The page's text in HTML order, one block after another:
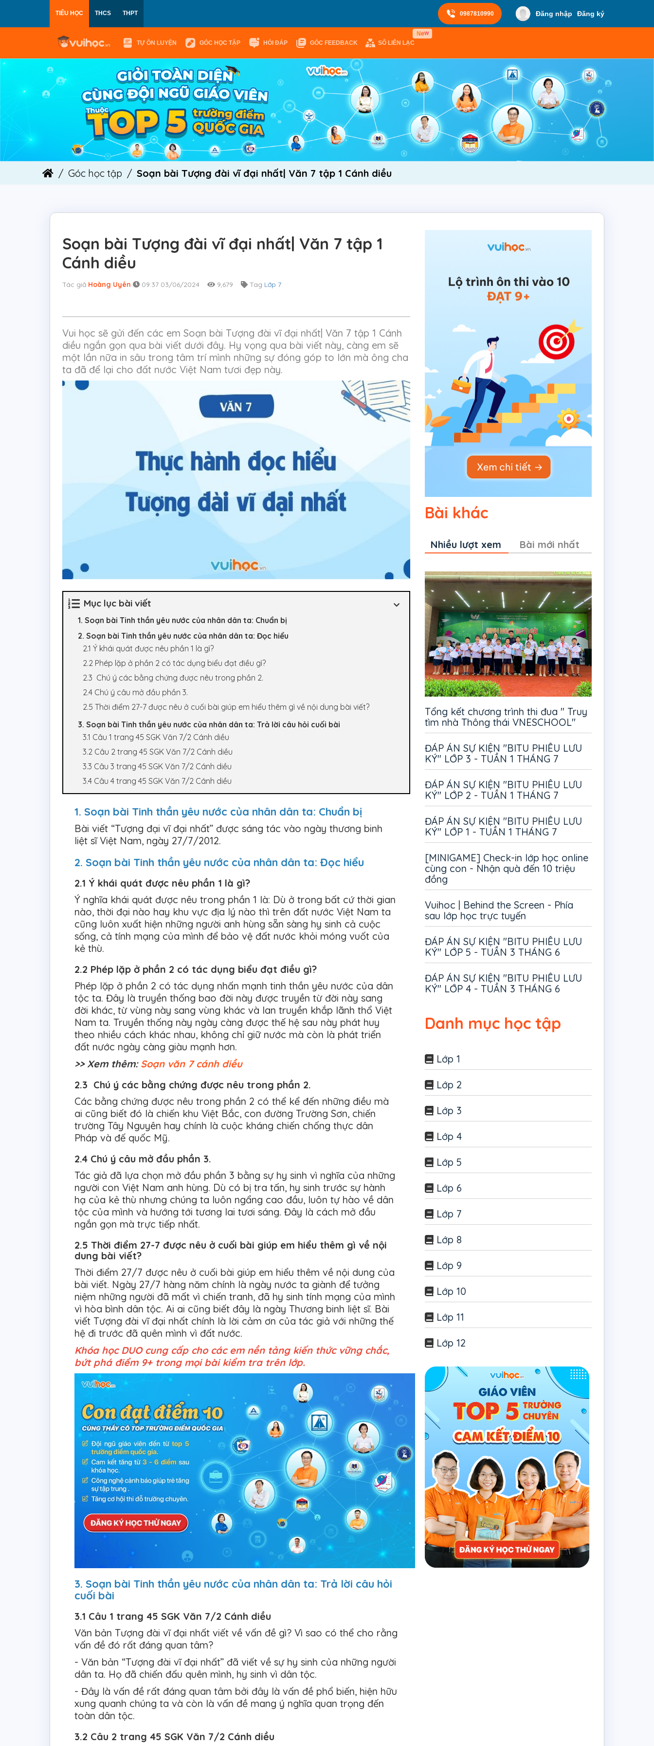
TIỂU HỌC THCS THPT 0987810990 Đăng nhập Đăng ký
TỰ ÔN LUYỆN GÓC HỌC TẬP HỎI ĐÁP GÓC FEEDBACK SỔ LIÊN LẠC
New
Góc học tập Soạn bài Tượng đài vĩ đại nhất| Văn 7 tập 1 Cánh diều
Soạn bài Tượng đài vĩ đại nhất| Văn 7 tập 1
Cánh diều
Tác giả Hoàng Uyên 09:37 03/06/2024 9,679 Tag Lớp 7
Vui học sẽ gửi đến các em Soạn bài Tượng đài vĩ đại nhất| Văn 7 tập 1 Cánh
diều ngắn gọn qua bài viết dưới đây. Hy vọng qua bài viết này, càng em sẽ
một lần nữa in sâu trong tâm trí mình những sự đóng góp to lớn mà ông cha
ta đã để lại cho đất nước Việt Nam tươi đẹp này.
Mục lục bài viết
1. Soạn bài Tinh thần yêu nước của nhân dân ta: Chuẩn bị
2. Soạn bài Tinh thần yêu nước của nhân dân ta: Đọc hiểu
2.1 Ý khái quát được nêu phần 1 là gì?
2.2 Phép lặp ở phần 2 có tác dụng biểu đạt điều gì?
2.3 Chú ý các bằng chứng được nêu trong phần 2.
2.4 Chú ý câu mở đầu phần 3.
2.5 Thời điểm 27-7 được nêu ở cuối bài giúp em hiểu thêm gì về nội dung bài viết?
3. Soạn bài Tinh thần yêu nước của nhân dân ta: Trả lời câu hỏi cuối bài
3.1 Câu 1 trang 45 SGK Văn 7/2 Cánh diều
3.2 Câu 2 trang 45 SGK Văn 7/2 Cánh diều
3.3 Câu 3 trang 45 SGK Văn 7/2 Cánh diều
3.4 Câu 4 trang 45 SGK Văn 7/2 Cánh diều
1. Soạn bài Tinh thần yêu nước của nhân dân ta: Chuẩn bị
Bài viết “Tượng đại vĩ đại nhất” được sáng tác vào ngày thương binh
liệt sĩ Việt Nam, ngày 27/7/2012.
2. Soạn bài Tinh thần yêu nước của nhân dân ta: Đọc hiểu
2.1 Ý khái quát được nêu phần 1 là gì?
Ý nghĩa khái quát được nêu trong phần 1 là: Dù ở trong bất cứ thời gian
nào, thời đại nào hay khu vực địa lý nào thì trên đất nước Việt Nam ta
cũng luôn xuất hiện những người anh hùng sẵn sàng hy sinh cả cuộc
sống, cả tính mạng của mình để bảo vệ đất nước khỏi móng vuốt của
kẻ thù.
2.2 Phép lặp ở phần 2 có tác dụng biểu đạt điều gì?
Phép lặp ở phần 2 có tác dụng nhấn mạnh tinh thần yêu nước của dân
tộc ta. Đây là truyền thống bao đời này được truyền từ đời này sang
đời khác, từ vùng này sang vùng khác và lan truyền khắp lãnh thổ Việt
Nam ta. Truyền thống này ngày càng được thế hệ sau này phát huy
theo nhiều cách khác nhau, không chỉ giữ nước mà còn là phát triển
đất nước ngày càng giàu mạnh hơn.
>> Xem thêm: Soạn văn 7 cánh diều
2.3 Chú ý các bằng chứng được nêu trong phần 2.
Các bằng chứng được nêu trong phần 2 có thể kể đến những điều mà
ai cũng biết đó là chiến khu Việt Bắc, con đường Trường Sơn, chiến
trường Tây Nguyên hay chính là cuộc kháng chiến chống thực dân
Pháp và đế quốc Mỹ.
2.4 Chú ý câu mở đầu phần 3.
Tác giả đã lựa chọn mở đầu phần 3 bằng sự hy sinh vì nghĩa của những
người con Việt Nam anh hùng. Dù có bị tra tấn, hy sinh trước sự hành
hạ của kẻ thù nhưng chúng ta luôn ngẩng cao đầu, luôn tự hào về dân
tộc của mình và hướng tới tương lai tươi sáng. Đây là cách mở đầu
ngắn gọn mà trực tiếp nhất.
2.5 Thời điểm 27-7 được nêu ở cuối bài giúp em hiểu thêm gì về nội
dung bài viết?
Thời điểm 27/7 được nêu ở cuối bài giúp em hiểu thêm về nội dung của
bài viết. Ngày 27/7 hàng năm chính là ngày nước ta giành để tưởng
niệm những người đã mất vì chiến tranh, đã hy sinh tính mạng của mình
vì hòa bình dân tộc. Ai ai cũng biết đây là ngày Thương binh liệt sĩ. Bài
viết Tượng đài vĩ đại nhất chính là lời cảm ơn của tác giả với những thế
hệ đi trước đã quên mình vì đất nước.
Khóa học DUO cung cấp cho các em nền tảng kiến thức vững chắc,
bứt phá điểm 9+ trong mọi bài kiểm tra trên lớp.
3. Soạn bài Tinh thần yêu nước của nhân dân ta: Trả lời câu hỏi
cuối bài
3.1 Câu 1 trang 45 SGK Văn 7/2 Cánh diều
Văn bản Tượng đài vĩ đại nhất viết về vấn đề gì? Vì sao có thể cho rằng
vấn đề đó rất đáng quan tâm?
- Văn bản “Tượng đài vĩ đại nhất” đã viết về sự hy sinh của những người
dân ta. Họ đã chiến đấu quên mình, hy sinh vì dân tộc.
- Đây là vấn đề rất đáng quan tâm bởi đây là vấn đề phổ biến, hiện hữu
xung quanh chúng ta và còn là vấn đề mang ý nghĩa quan trọng đến
toàn dân tộc.
3.2 Câu 2 trang 45 SGK Văn 7/2 Cánh diều
Bài khác
Nhiều lượt xem Bài mới nhất
Tổng kết chương trình thi đua " Truy
tìm nhà Thông thái VNESCHOOL"
ĐÁP ÁN SỰ KIỆN "BITU PHIÊU LƯU
KÝ" LỚP 3 - TUẦN 1 THÁNG 7
ĐÁP ÁN SỰ KIỆN "BITU PHIÊU LƯU
KÝ" LỚP 2 - TUẦN 1 THÁNG 7
ĐÁP ÁN SỰ KIỆN "BITU PHIÊU LƯU
KÝ" LỚP 1 - TUẦN 1 THÁNG 7
[MINIGAME] Check-in lớp học online
cùng con - Nhận quà đến 10 triệu
đồng
Vuihoc | Behind the Screen - Phía
sau lớp học trực tuyến
ĐÁP ÁN SỰ KIỆN "BITU PHIÊU LƯU
KÝ" LỚP 5 - TUẦN 3 THÁNG 6
ĐÁP ÁN SỰ KIỆN "BITU PHIÊU LƯU
KÝ" LỚP 4 - TUẦN 3 THÁNG 6
Danh mục học tập
Lớp 1
Lớp 2
Lớp 3
Lớp 4
Lớp 5
Lớp 6
Lớp 7
Lớp 8
Lớp 9
Lớp 10
Lớp 11
Lớp 12